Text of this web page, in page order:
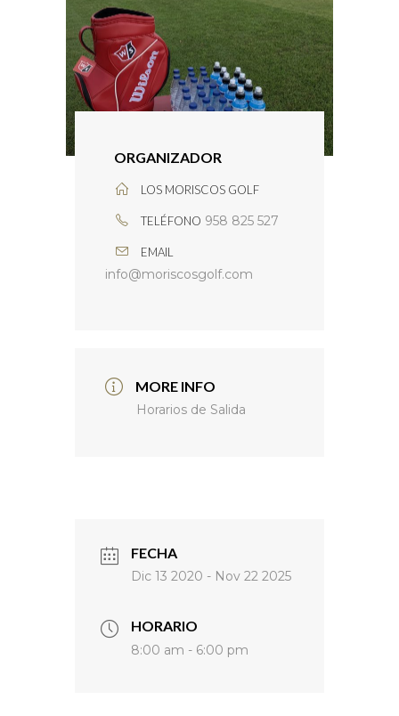
ORGANIZADOR
LOS MORISCOS GOLF
TELÉFONO 958 825 527
EMAIL
info@moriscosgolf.com
MORE INFO
Horarios de Salida
FECHA
Dic 13 2020 - Nov 22 2025
HORARIO
8:00 am - 6:00 pm